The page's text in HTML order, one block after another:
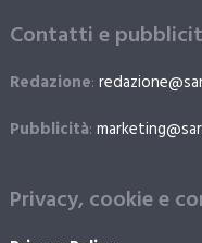
Contatti e
Redazione:
Pubblicità:
Privacy, cookie e